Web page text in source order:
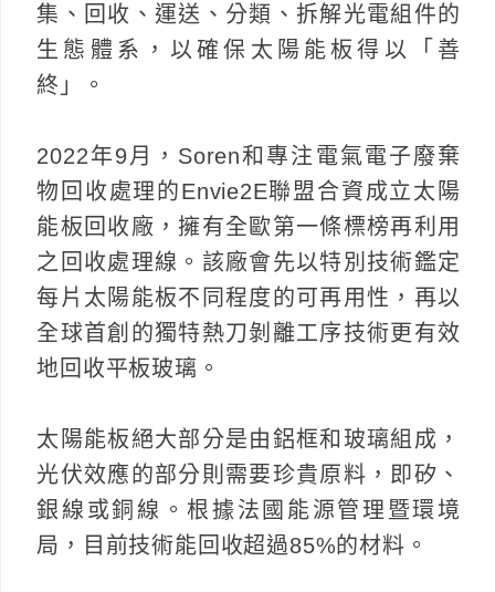
集、回收、運送、分類、拆解光電組件的
生態體系，以確保太陽能板得以「善
終」。
2022年9月，Soren和專注電氣電子廢棄
物回收處理的Envie2E聯盟合資成立太陽
能板回收廠，擁有全歐第一條標榜再利用
之回收處理線。該廠會先以特別技術鑑定
每片太陽能板不同程度的可再用性，再以
全球首創的獨特熱刀剝離工序技術更有效
地回收平板玻璃。
太陽能板絕大部分是由鋁框和玻璃組成，
光伏效應的部分則需要珍貴原料，即矽、
銀線或銅線。根據法國能源管理暨環境
局，目前技術能回收超過85%的材料。